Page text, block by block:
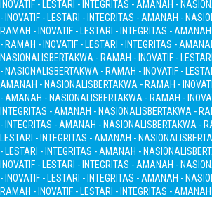
INOVATIF - LESTARI - INTEGRITAS - AMANAH -
- INOVATIF - LESTARI - INTEGRITAS - AMANAH -
RAMAH - INOVATIF - LESTARI - INTEGRITAS -
- RAMAH - INOVATIF - LESTARI - INTEGRITAS -
NASIONALISBERTAKWA - RAMAH - INOVATIF -
- NASIONALISBERTAKWA - RAMAH - INOVATIF -
AMANAH - NASIONALISBERTAKWA - RAMAH -
- AMANAH - NASIONALISBERTAKWA - RAMAH -
INTEGRITAS - AMANAH - NASIONALISBERTAKWA -
- INTEGRITAS - AMANAH - NASIONALISBERTAKWA -
LESTARI - INTEGRITAS - AMANAH - NASIONALIS
- LESTARI - INTEGRITAS - AMANAH - NASIONALIS
INOVATIF - LESTARI - INTEGRITAS - AMANAH -
- INOVATIF - LESTARI - INTEGRITAS - AMANAH -
RAMAH - INOVATIF - LESTARI - INTEGRITAS -